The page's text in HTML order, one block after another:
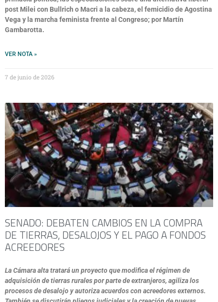
post Milei con Bullrich o Macri a la cabeza, el femicidio de Agostina
Vega y la marcha feminista frente al Congreso; por Martín
Gambarotta.
VER NOTA »
7 de junio de 2026
SENADO: DEBATEN CAMBIOS EN LA COMPRA
DE TIERRAS, DESALOJOS Y EL PAGO A FONDOS
ACREEDORES
La Cámara alta tratará un proyecto que modifica el régimen de
adquisición de tierras rurales por parte de extranjeros, agiliza los
procesos de desalojo y autoriza acuerdos con acreedores externos.